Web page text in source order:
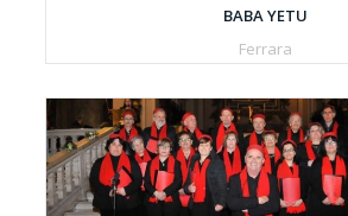
BABA YETU
Ferrara